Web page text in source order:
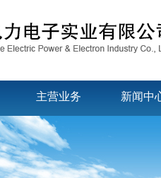
主营业务 新闻中